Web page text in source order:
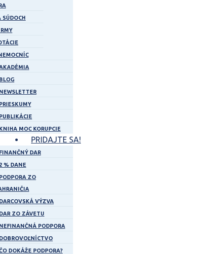
SÚDOCH
MOC KORUPCIE
PRIDAJTE SA!
DAR
% DANE
ZO
VÝZVA
ZO ZÁVETU
PODPORA
DOKÁŽE PODPORA?